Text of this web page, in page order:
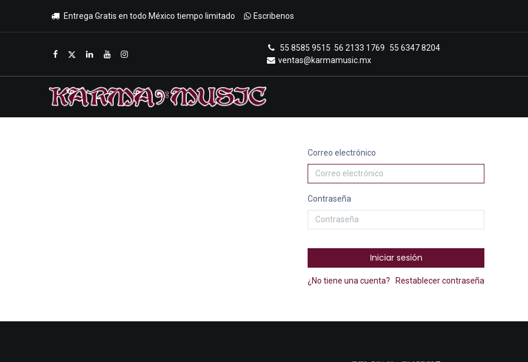
Entrega Gratis en todo México tiempo limitado Escribenos
55 8585 9515 56 2133 1769
55 6347 8204
ventas@karmamusic.mx
Inicio Tienda Promociones
Correo electrónico
Contraseña
Iniciar sesión
¿No tiene una cuenta? Restablecer contraseña